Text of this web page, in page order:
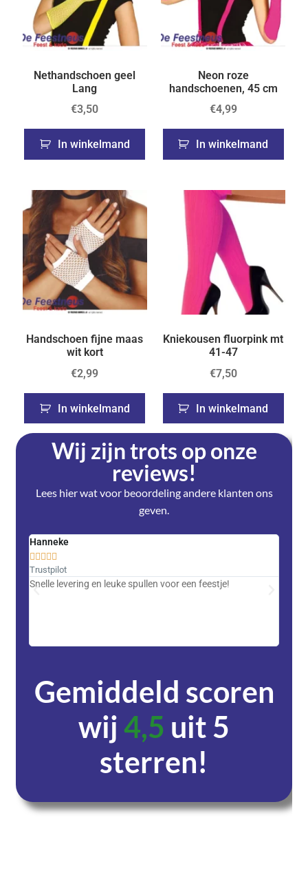
Nethandschoen geel
Lang
€3,50
In winkelmand
Neon roze
handschoenen, 45 cm
€4,99
In winkelmand
Handschoen fijne maas
wit kort
€2,99
In winkelmand
Kniekousen fluorpink mt
41-47
€7,50
In winkelmand
Wij zijn trots op onze
reviews!
Lees hier wat voor beoordeling andere klanten ons
geven.
Hanneke
    
Trustpilot
Snelle levering en leuke spullen voor een feestje!
Gemiddeld scoren
wij4,5 uit 5
sterren!